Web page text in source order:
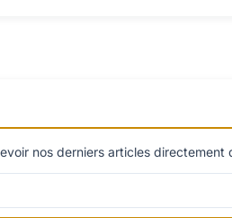
nos derniers articles directement